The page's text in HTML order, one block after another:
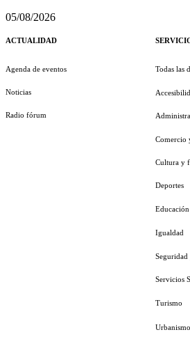
05/08/2026
ACTUALIDAD
Agenda de eventos
Noticias
Radio fórum
Todas las
Comercio
Cultura y
Deportes
Igualdad
Servicios
Turismo